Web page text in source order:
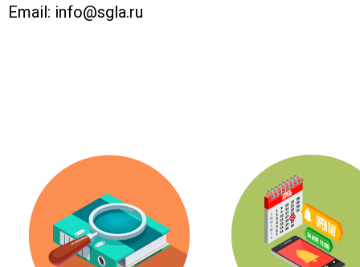
Email: info@sgla.ru